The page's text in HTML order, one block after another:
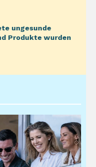
ungesunde
Produkte wurden